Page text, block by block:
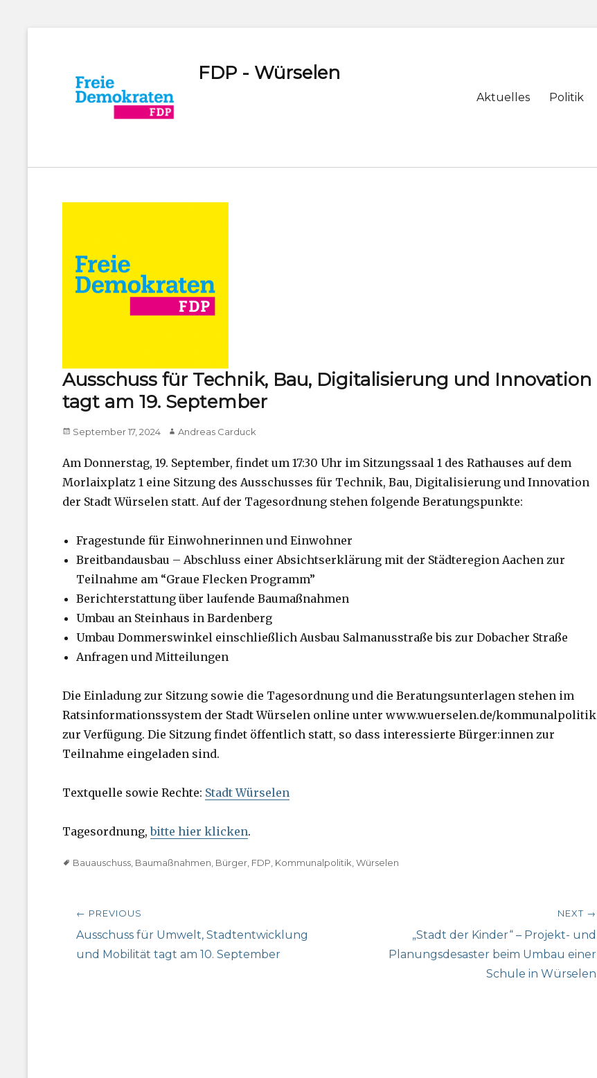
FDP - Würselen
Primary
Aktuelles Politik
Ausschuss für Technik, Bau, Digitalisierung und Innovation
tagt am 19. September
Posted
September 17, 2024 Author
Andreas Carduck
Am Donnerstag, 19. September, findet um 17:30 Uhr im Sitzungssaal 1 des Rathauses auf dem
Morlaixplatz 1 eine Sitzung des Ausschusses für Technik, Bau, Digitalisierung und Innovation
der Stadt Würselen statt. Auf der Tagesordnung stehen folgende Beratungspunkte:
Fragestunde für Einwohnerinnen und Einwohner
Breitbandausbau – Abschluss einer Absichtserklärung mit der Städteregion Aachen zur
Teilnahme am “Graue Flecken Programm”
Berichterstattung über laufende Baumaßnahmen
Umbau an Steinhaus in Bardenberg
Umbau Dommerswinkel einschließlich Ausbau Salmanusstraße bis zur Dobacher Straße
Anfragen und Mitteilungen
Die Einladung zur Sitzung sowie die Tagesordnung und die Beratungsunterlagen stehen im
Ratsinformationssystem der Stadt Würselen online unter www.wuerselen.de/kommunalpolitik
zur Verfügung. Die Sitzung findet öffentlich statt, so dass interessierte Bürger:innen zur
Teilnahme eingeladen sind.
Textquelle sowie Rechte: Stadt Würselen
Tagesordnung,bitte hier klicken.
TagsBauauschuss Baumaßnahmen Bürger FDP Kommunalpolitik Würselen
Beitragsnavigation
← PREVIOUS
Previous
post:
Ausschuss für Umwelt, Stadtentwicklung
und Mobilität tagt am 10. September
NEXT →
„Stadt der Kinder“ – Projekt- und
Planungsdesaster beim Umbau einer
Schule in Würselen